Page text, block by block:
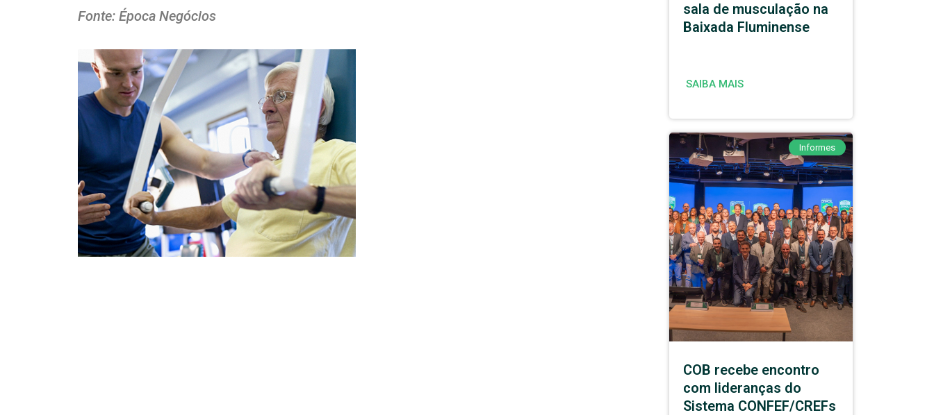
Fonte: Época Negócios
sala de musculação na
Baixada Fluminense
SAIBA MAIS
Informes
COB recebe encontro
com lideranças do
Sistema CONFEF/CREFs